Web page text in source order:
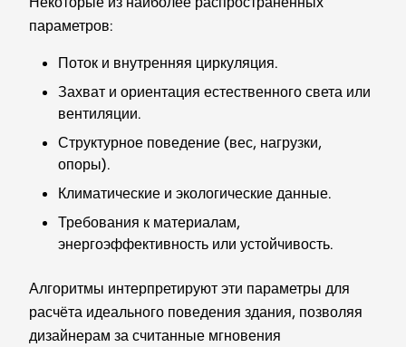
параметров:
Поток и внутренняя циркуляция.
Захват и ориентация естественного света или
вентиляции.
Структурное поведение (вес, нагрузки,
опоры).
Климатические и экологические данные.
Требования к материалам,
энергоэффективность или устойчивость.
Алгоритмы интерпретируют эти параметры для
расчёта идеального поведения здания, позволяя
дизайнерам за считанные мгновения